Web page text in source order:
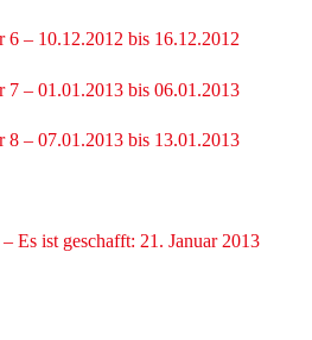
6 – 10.12.2012 bis 16.12.2012
7 – 01.01.2013 bis 06.01.2013
8 – 07.01.2013 bis 13.01.2013
Es ist geschafft: 21. Januar 2013